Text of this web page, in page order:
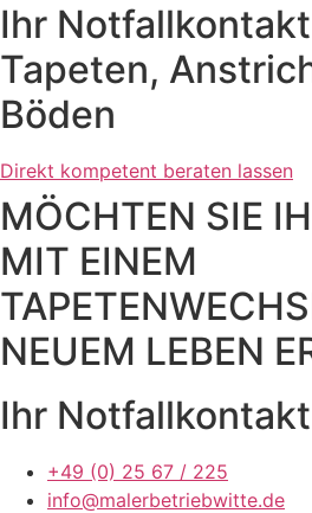
Ihr
Tapeten,
Böden
Direkt kompetent beraten lassen
MÖCHTEN SIE
MIT EINEM
NEUEM LEBEN
Ihr
+49 (0) 25 67 / 225
info@malerbetriebwitte.de